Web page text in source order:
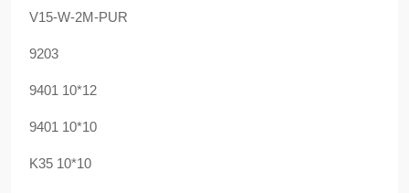
V15-W-2M-PUR
9203
9401 10*12
9401 10*10
K35 10*10